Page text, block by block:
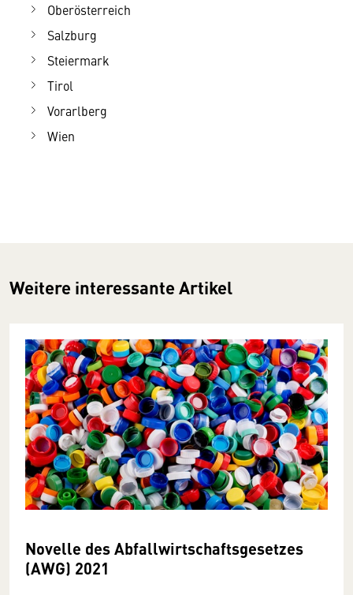
Oberösterreich
Salzburg
Steiermark
Tirol
Vorarlberg
Wien
Weitere interessante Artikel
Novelle des Abfallwirtschaftsgesetzes
(AWG) 2021